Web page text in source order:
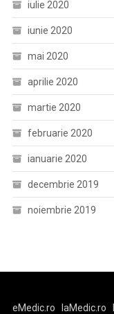
iulie 2020
iunie 2020
mai 2020
aprilie 2020
martie 2020
februarie 2020
ianuarie 2020
decembrie 2019
noiembrie 2019
eMedic.ro laMedic.ro